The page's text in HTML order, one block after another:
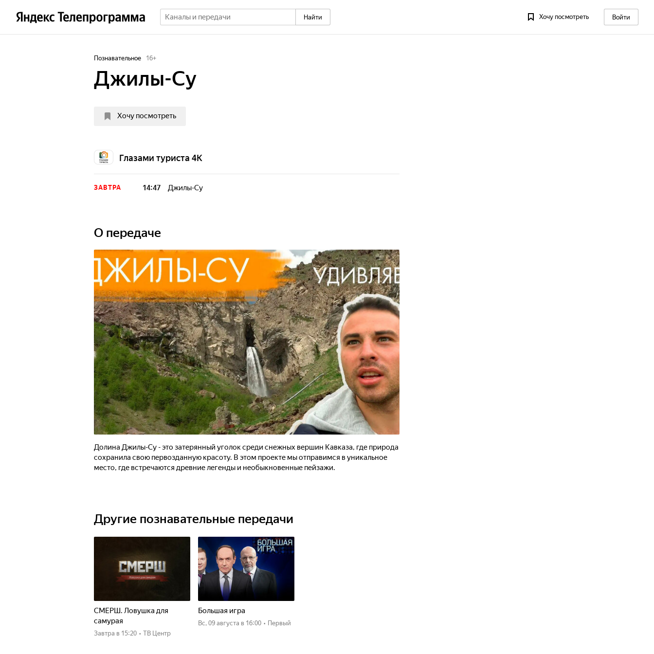
Найти Хочу посмотреть Войти
Познавательное 16+
Джилы-Су
Хочу посмотреть
Глазами туриста 4К
ЗАВТРА 14:47 Джилы-Су
О передаче
Долина Джилы-Су - это затерянный уголок среди снежных вершин Кавказа, где природа
сохранила свою первозданную красоту. В этом проекте мы отправимся в уникальное
место, где встречаются древние легенды и необыкновенные пейзажи.
Другие познавательные передачи
СМЕРШ. Ловушка для
самурая
Завтра в 15:20 • ТВ Центр
Большая игра
вс, 09 августа в 16:00 • Первый